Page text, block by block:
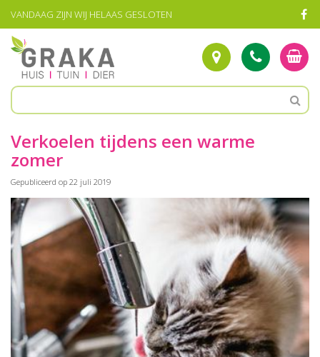
VANDAAG ZIJN WIJ HELAAS GESLOTEN
Verkoelen tijdens een warme
zomer
Gepubliceerd op 22 juli 2019